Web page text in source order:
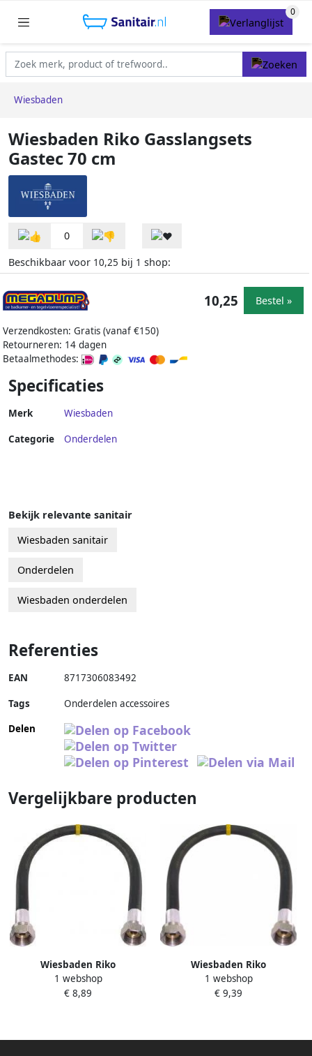
Wiesbaden
Wiesbaden Riko Gasslangsets
Gastec 70 cm
0
Beschikbaar voor 10,25 bij 1 shop:
Verzendkosten: Gratis (vanaf €150)
Retourneren: 14 dagen
Betaalmethodes:
10,25 Bestel »
Specificaties
Merk Wiesbaden
Categorie Onderdelen
Bekijk relevante sanitair
Wiesbaden sanitair
Onderdelen
Wiesbaden onderdelen
Referenties
EAN 8717306083492
Tags
Onderdelen accessoires
Delen
Vergelijkbare producten
Wiesbaden Riko
Gasslangsets Gastec 40 cm
1 webshop
€ 8,89
Wiesbaden Riko
Gasslangsets Gastec 50 cm
1 webshop
€ 9,39